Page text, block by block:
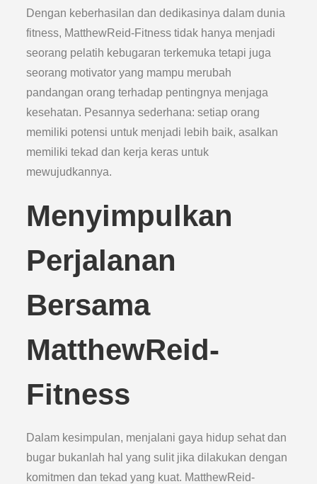
Dengan keberhasilan dan dedikasinya dalam dunia
fitness, MatthewReid-Fitness tidak hanya menjadi
seorang pelatih kebugaran terkemuka tetapi juga
seorang motivator yang mampu merubah
pandangan orang terhadap pentingnya menjaga
kesehatan. Pesannya sederhana: setiap orang
memiliki potensi untuk menjadi lebih baik, asalkan
memiliki tekad dan kerja keras untuk
mewujudkannya.
Menyimpulkan
Perjalanan
Bersama
MatthewReid-
Fitness
Dalam kesimpulan, menjalani gaya hidup sehat dan
bugar bukanlah hal yang sulit jika dilakukan dengan
komitmen dan tekad yang kuat. MatthewReid-